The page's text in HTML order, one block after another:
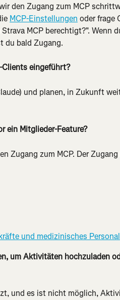
den Zugang zum MCP
MCP-Einstellungen oder frage
MCP berechtigt?". Wenn
du bald Zugang.
Clients eingeführt?
und planen, in Zukunft
ein Mitglieder-Feature?
Zugang zum MCP. Der
und medizinisches Personal
um Aktivitäten hochzuladen
und es ist nicht möglich,